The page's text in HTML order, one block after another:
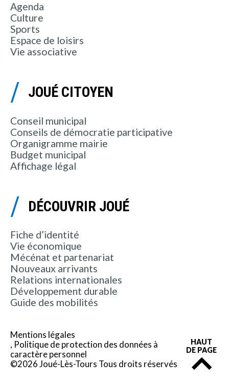
Agenda
Culture
Sports
Espace de loisirs
Vie associative
JOUÉ CITOYEN
Conseil municipal
Conseils de démocratie participative
Organigramme mairie
Budget municipal
Affichage légal
DÉCOUVRIR JOUÉ
Fiche d’identité
Vie économique
Mécénat et partenariat
Nouveaux arrivants
Relations internationales
Développement durable
Guide des mobilités
Mentions légales
Politique de protection des données à
caractère personnel
©2026 Joué-Lès-Tours Tous droits réservés
HAUT
DE PAGE